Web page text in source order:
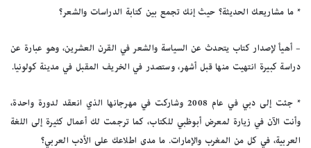
* ما مشاريعك الحديثة؟ حيث إنك تجمع بين كتابة الدراسات والشعر؟
– أهيأ لإصدار كتاب يتحدث عن السياسة والشعر في القرن العشرين، وهو عبارة عن
دراسة كبيرة انتهيت منها قبل أشهر، وستصدر في الخريف المقبل في مدينة كولونيا.
* جئت إلى دبي في عام 2008 وشاركت في مهرجانها الذي انعقد لدورة واحدة،
وأنت الآن في زيارة لمعرض أبوظبي للكتاب، كما ترجمت لك أعمال كثيرة إلى اللغة
العربية، في كل من المغرب والإمارات. ما مدى اطلاعك على الأدب العربي؟